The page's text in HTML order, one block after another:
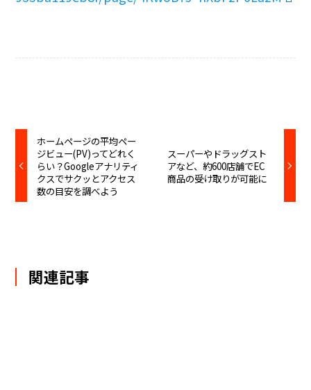
ホームページの平均ペー
ジビュー(PV)ってどれく
らい？Googleアナリティ
クスでサクッとアクセス
数の目安を調べよう
スーパーやドラッグスト
アなど、約600店舗でEC
商品の受け取りが可能に
関連記事